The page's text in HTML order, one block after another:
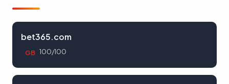
bet365.com
GB 100/100